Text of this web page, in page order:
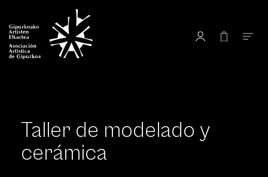
Taller de modelado y
cerámica